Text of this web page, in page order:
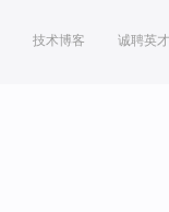
技术博客 诚聘英才